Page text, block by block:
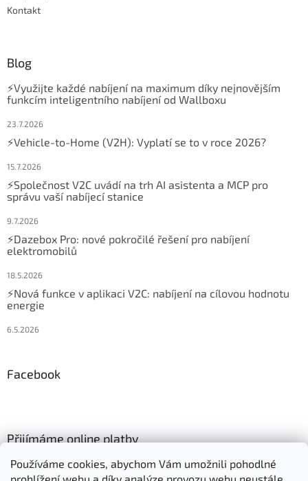
Používáme cookies, abychom Vám umožnili pohodlné
Kontakt
Blog
⚡Využijte každé nabíjení na maximum díky nejnovějším
funkcím inteligentního nabíjení od Wallboxu
23.7.2026
⚡Vehicle-to-Home (V2H): Vyplatí se to v roce 2026?
15.7.2026
⚡Společnost V2C uvádí na trh AI asistenta a MCP pro
správu vaší nabíjecí stanice
9.7.2026
⚡Dazebox Pro: nové pokročilé řešení pro nabíjení
elektromobilů
18.5.2026
⚡Nová funkce v aplikaci V2C: nabíjení na cílovou hodnotu
energie
6.5.2026
Facebook
Přijímáme online platby